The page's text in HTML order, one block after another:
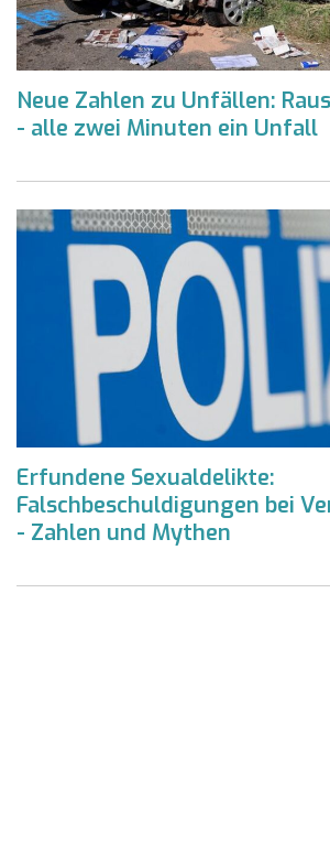
Neue Zahlen zu Unfällen:
- alle zwei Minuten ein Unfall
Erfundene Sexualdelikte:
Falschbeschuldigungen bei
- Zahlen und Mythen